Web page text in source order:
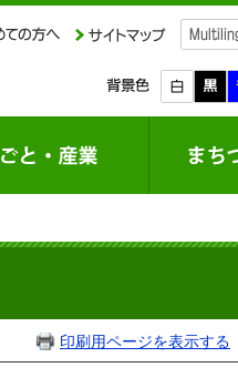
印刷用ページを表示する